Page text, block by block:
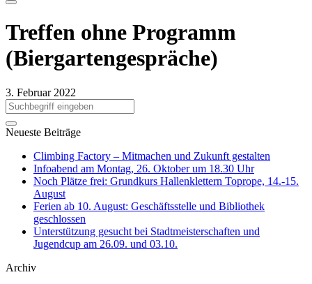
Treffen ohne Programm
(Biergartengespräche)
3. Februar 2022
Neueste Beiträge
Climbing Factory – Mitmachen und Zukunft gestalten
Infoabend am Montag, 26. Oktober um 18.30 Uhr
Noch Plätze frei: Grundkurs Hallenklettern Toprope, 14.-15.
August
Ferien ab 10. August: Geschäftsstelle und Bibliothek
geschlossen
Unterstützung gesucht bei Stadtmeisterschaften und
Jugendcup am 26.09. und 03.10.
Archiv